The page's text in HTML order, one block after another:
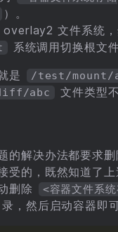
）。
overlay2 文件系统，
系统调用切换根文
是 /test/mount/
diff/abc
文件类型
的解决办法都要求
受的，既然知道了
删除
<容器文件
，然后启动容器即可